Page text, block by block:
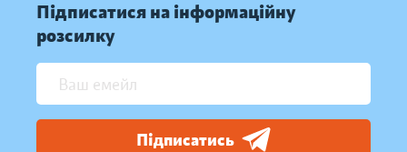
Підписатися на інформаційну
розсилку
Підписатись